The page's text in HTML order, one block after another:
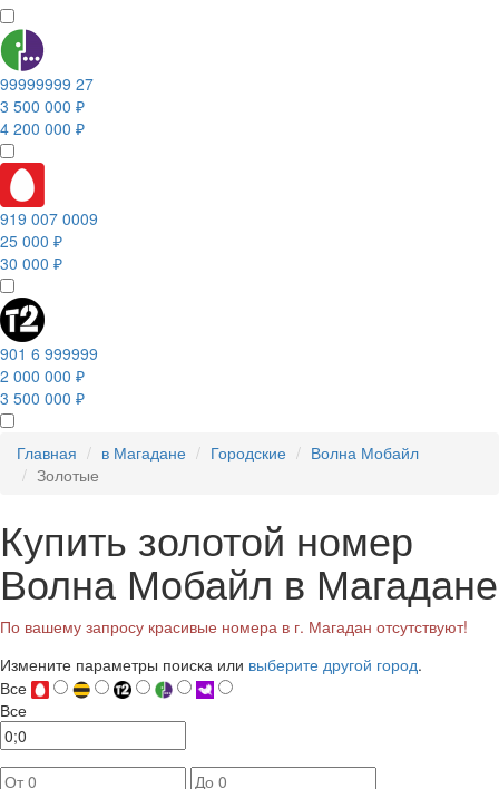
99999999 27
3 500 000 ₽
4 200 000 ₽
919 007 0009
25 000 ₽
30 000 ₽
901 6 999999
2 000 000 ₽
3 500 000 ₽
Главная в Магадане Городские
Волна Мобайл
Золотые
Купить золотой номер
Волна Мобайл в Магадане
По вашему запросу красивые номера в г. Магадан отсутствуют!
Измените параметры поиска или выберите другой город.
Все
Все